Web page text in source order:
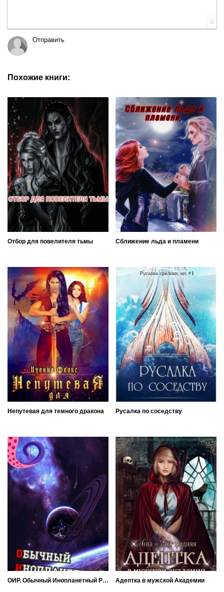
0
Отправить
Похожие книги:
Отбор для повелителя тьмы Сближение льда и пламени
Непутевая для темного дракона Русалка по соседству
ОИР. Обычный Инопланетный Разведчик Адептка в мужской Академии